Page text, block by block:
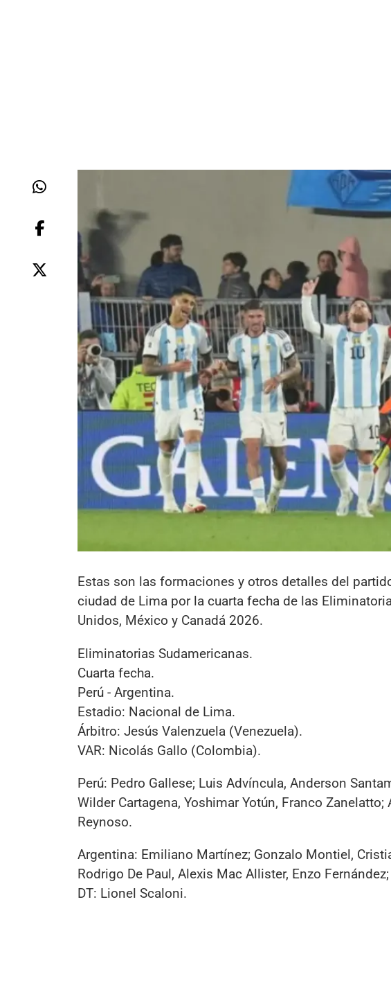
Estas son las formaciones y otros detalles del
ciudad de Lima por la cuarta fecha de las
Unidos, México y Canadá 2026.
Eliminatorias Sudamericanas.
Cuarta fecha.
Perú - Argentina.
Estadio: Nacional de Lima.
Árbitro: Jesús Valenzuela (Venezuela).
VAR: Nicolás Gallo (Colombia).
Perú: Pedro Gallese; Luis Advíncula, Anderson
Wilder Cartagena, Yoshimar Yotún, Franco
Reynoso.
Argentina: Emiliano Martínez; Gonzalo Montiel,
Rodrigo De Paul, Alexis Mac Allister, Enzo
DT: Lionel Scaloni.